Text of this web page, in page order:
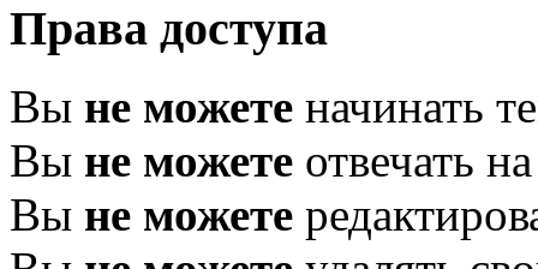
Права доступа
Вы не можете начинать
Вы не можете отвечать
Вы не можете